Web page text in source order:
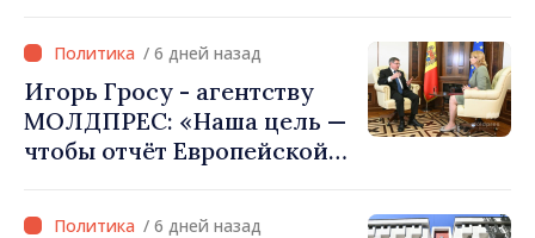
сделала свой выбор. Мы
вместе с Украиной»
/ 6 дней назад
Игорь Гросу - агентству
МОЛДПРЕС: «Наша цель —
чтобы отчёт Европейской
ещё лучше»
/ 6 дней назад